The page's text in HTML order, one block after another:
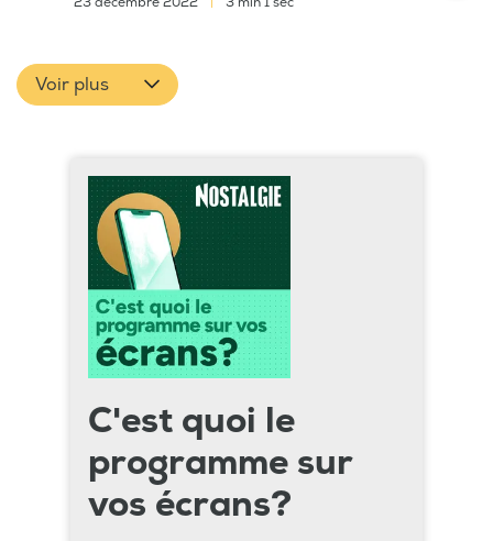
Voir plus
C'est quoi le
programme sur
vos écrans?